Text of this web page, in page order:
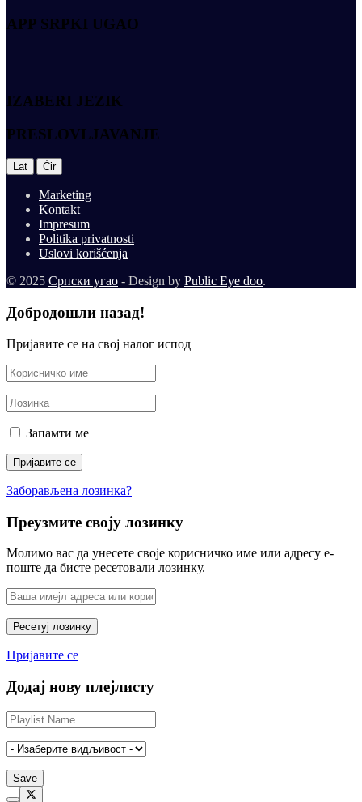
APP SRPKI UGAO
IZABERI JEZIK
PRESLOVLJAVANJE
Lat | Ćir
Marketing
Kontakt
Impresum
Politika privatnosti
Uslovi korišćenja
© 2025 Српски угао - Design by Public Eye doo.
Добродошли назад!
Пријавите се на свој налог испод
Запамти ме
Заборављена лозинка?
Преузмите своју лозинку
Молимо вас да унесете своје корисничко име или адресу е-
поште да бисте ресетовали лозинку.
Пријавите се
Додај нову плејлисту